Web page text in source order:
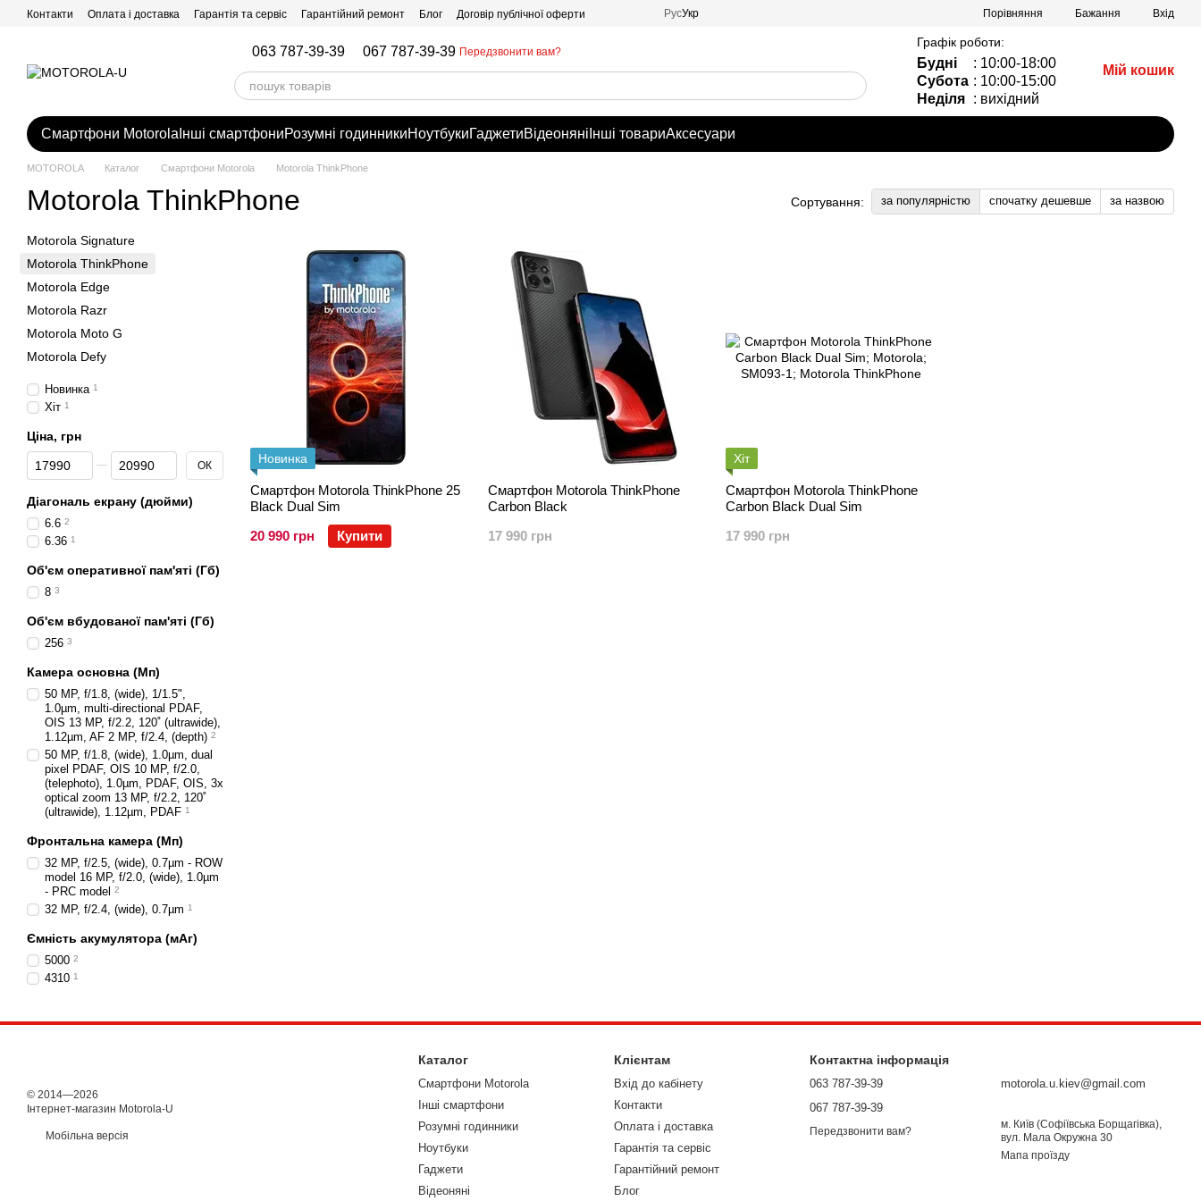
Перейти до основного контенту
Контакти Оплата і доставка Гарантія та сервіс Гарантійний ремонт Блог Договір публічної оферти РусУкр Порівняння Бажання Вхід
063 787-39-39 067 787-39-39 Передзвонити вам?
Графік роботи:
Будні
: 10:00-18:00
Субота : 10:00-15:00
Неділя : вихідний
Мій кошик
Смартфони Motorola Інші смартфониРозумні годинникиНоутбукиГаджетиВідеоняні Інші товариАксесуари
MOTOROLA Каталог Смартфони Motorola Motorola ThinkPhone
Motorola ThinkPhone Сортування: за популярністю спочатку дешевше за назвою
Новинка
Смартфон Motorola ThinkPhone 25
Black Dual Sim
20 990 грн
Купити
Смартфон Motorola ThinkPhone
Carbon Black
17 990 грн
Хіт
Смартфон Motorola ThinkPhone
Carbon Black Dual Sim
17 990 грн
Motorola Signature
Motorola ThinkPhone
Motorola Edge
Motorola Razr
Motorola Moto G
Motorola Defy
Новинка 1
Хіт 1
Ціна, грн
Від Ціна, грн
До Ціна, грн ОК
Діагональ екрану (дюйми)
6.6 2
6.36 1
Об'єм оперативної пам'яті (Гб)
8 3
Об'єм вбудованої пам'яті (Гб)
256 3
Камера основна (Мп)
50 MP, f/1.8, (wide), 1/1.5",
1.0µm, multi-directional PDAF,
OIS 13 MP, f/2.2, 120˚ (ultrawide),
1.12µm, AF 2 MP, f/2.4, (depth) 2
50 MP, f/1.8, (wide), 1.0µm, dual
pixel PDAF, OIS 10 MP, f/2.0,
(telephoto), 1.0µm, PDAF, OIS, 3x
optical zoom 13 MP, f/2.2, 120˚
(ultrawide), 1.12µm, PDAF 1
Фронтальна камера (Мп)
32 MP, f/2.5, (wide), 0.7µm - ROW
model 16 MP, f/2.0, (wide), 1.0µm
- PRC model
2
32 MP, f/2.4, (wide), 0.7µm 1
Ємність акумулятора (мАг)
5000 2
4310 1
© 2014—2026
Інтернет-магазин Motorola-U
Мобільна версія
Каталог
Смартфони Motorola
Інші смартфони
Розумні годинники
Ноутбуки
Гаджети
Відеоняні
Клієнтам
Вхід до кабінету
Контакти
Оплата і доставка
Гарантія та сервіс
Гарантійний ремонт
Блог
Контактна інформація
063 787-39-39
067 787-39-39
Передзвонити вам?
motorola.u.kiev@gmail.com
м. Київ (Софіївська Борщагівка),
вул. Мала Окружна 30
Мапа проїзду